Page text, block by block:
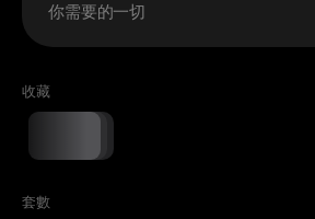
你需要的一切
收藏
套數